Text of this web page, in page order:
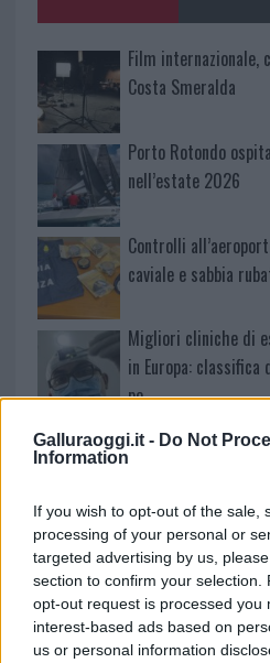
Galluraoggi.it - Do Not
Information
If you wish to opt-out of the sale,
processing of your personal or
targeted advertising by us,
section to confirm your selection.
opt-out request is processed you
interest-based ads based on
us or personal information
k
Film internazionale,
Costa Smeralda
Porto Rotondo
nell’estate 2026
Controlli
caviale e sabbia
Migliori cliniche di
in Europa:
pe…
Incendi, a San
l’inaugurazione
Andrea Mura
partecipazione per
Calangianus,
minori, Albieri: